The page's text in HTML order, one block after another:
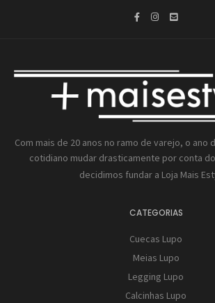
Com mais de 20 anos no ramo de varejo, o ano
cotidiano mudar drasticamente por conta
decidimos fundar a Loja Mais
CATEGORIAS
Cuecas Lupo
Meias Lupo
Legging Lupo
Calcinhas Lupo